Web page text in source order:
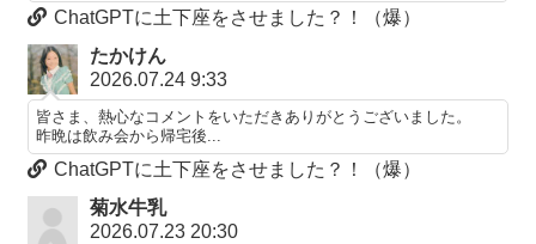
ChatGPTに土下座をさせました？！（爆）
たかけん
2026.07.24 9:33
皆さま、熱心なコメントをいただきありがとうございました。
昨晩は飲み会から帰宅後...
ChatGPTに土下座をさせました？！（爆）
菊水牛乳
2026.07.23 20:30